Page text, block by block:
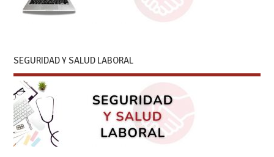
SEGURIDAD Y SALUD LABORAL